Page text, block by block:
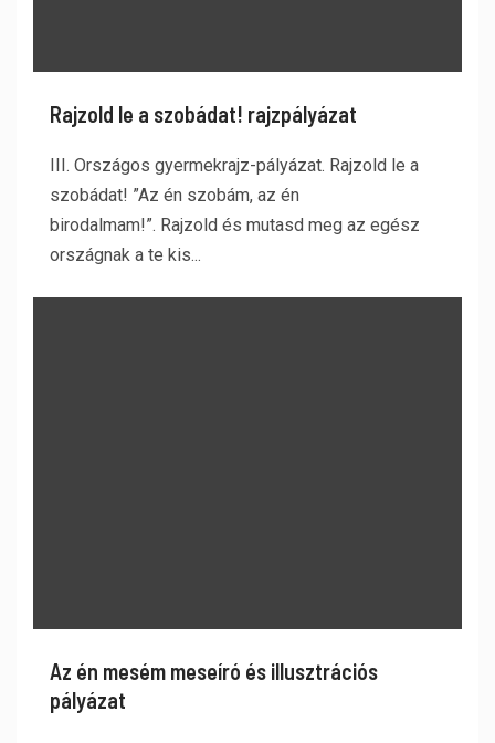
Rajzold le a szobádat! rajzpályázat
III. Országos gyermekrajz-pályázat. Rajzold le a
szobádat! ”Az én szobám, az én
birodalmam!”. Rajzold és mutasd meg az egész
országnak a te kis...
Az én mesém meseíró és illusztrációs
pályázat